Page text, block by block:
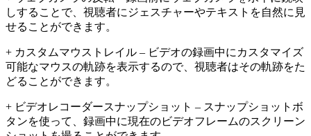
しすることで、視聴者にジェスチャーやテキストを自然に見
せることができます。
+ カスタムマウストレイル – ビデオの録画中にカスタマイズ
可能なマウスの軌跡を表示するので、視聴者はその軌跡をた
どることができます。
+ ビデオレコーダースナップショット – スナップショットボ
タンを使って、録画中に現在のビデオフレームのスクリーン